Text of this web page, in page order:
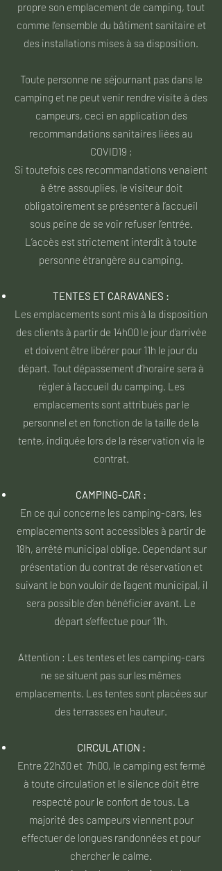
propre son emplacement de camping, tout
comme l’ensemble du bâtiment sanitaire et
des installations mises à sa disposition.
Toute personne ne séjournant pas dans le
camping et ne peut venir rendre visite à des
campeurs, ceci en application des
recommandations sanitaires liées au
COVID19 ;
Si toutefois ces recommandations venaient
à être assouplies, le visiteur doit
obligatoirement se présenter à l’accueil
sous peine de se voir refuser l’entrée.
L’accès est strictement interdit à toute
personne étrangère au camping.
TENTES ET CARAVANES :
Les emplacements sont mis à la disposition
des clients à partir de 14h00 le jour d’arrivée
et doivent être libérer pour 11h le jour du
départ. Tout dépassement d’horaire sera à
régler à l’accueil du camping. Les
emplacements sont attribués par le
personnel et en fonction de la taille de la
tente, indiquée lors de la réservation via le
contrat.
CAMPING-CAR :
En ce qui concerne les camping-cars, les
emplacements sont accessibles à partir de
18h, arrêté municipal oblige. Cependant sur
présentation du contrat de réservation et
suivant le bon vouloir de l’agent municipal, il
sera possible d’en bénéficier avant. Le
départ s’effectue pour 11h.
Attention : Les tentes et les camping-cars
ne se situent pas sur les mêmes
emplacements. Les tentes sont placées sur
des terrasses en hauteur.
CIRCULATION :
Entre 22h30 et 7h00, le camping est fermé
à toute circulation et le silence doit être
respecté pour le confort de tous. La
majorité des campeurs viennent pour
effectuer de longues randonnées et pour
chercher le calme.